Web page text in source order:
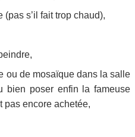
s’il fait trop chaud),
ou de mosaïque dans la salle
bien poser enfin la fameuse
pas encore achetée,